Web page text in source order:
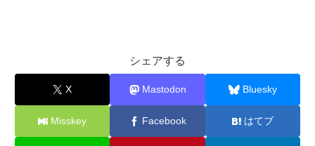
シェアする
X Mastodon Bluesky
Misskey Facebook はてブ